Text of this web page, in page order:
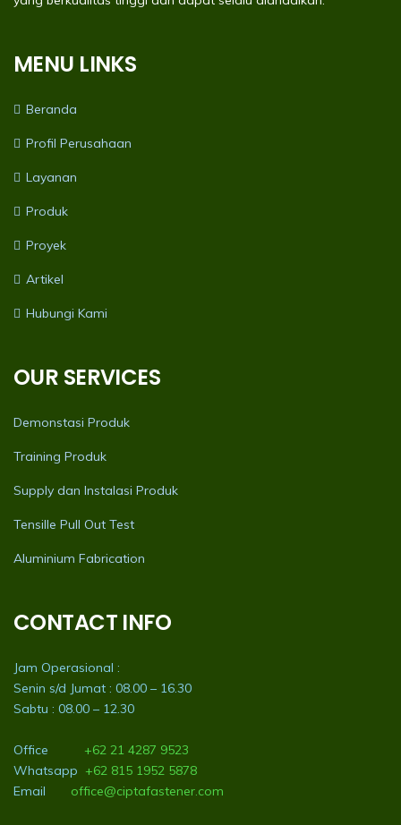
MENU LINKS
Beranda
Profil Perusahaan
Layanan
Produk
Proyek
Artikel
Hubungi Kami
OUR SERVICES
Demonstasi Produk
Training Produk
Supply dan Instalasi Produk
Tensille Pull Out Test
Aluminium Fabrication
CONTACT INFO
Jam Operasional :
Senin s/d Jumat : 08.00 – 16.30
Sabtu : 08.00 – 12.30
Office +62 21 4287 9523
Whatsapp +62 815 1952 5878
Email office@ciptafastener.com